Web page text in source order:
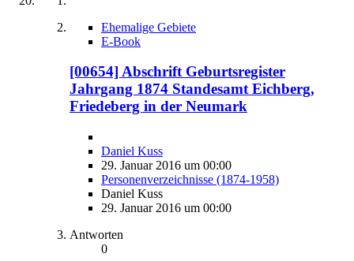
Ehemalige Gebiete
E-Book
[00654] Abschrift Geburtsregister
Jahrgang 1874 Standesamt Eichberg,
Friedeberg in der Neumark
Daniel Kuss
29. Januar 2016 um 00:00
Personenverzeichnisse (1874-1958)
Daniel Kuss
29. Januar 2016 um 00:00
Antworten
0